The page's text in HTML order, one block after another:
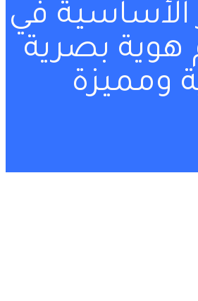
الأساسية في
بصرية
ومميزة